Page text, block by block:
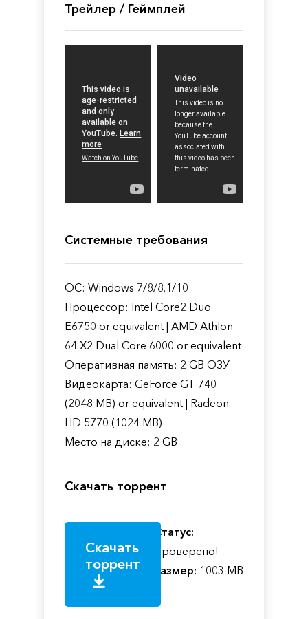
Трейлер / Геймплей
Системные требования
ОС: Windows 7/8/8.1/10
Процессор: Intel Core2 Duo
E6750 or equivalent | AMD Athlon
64 X2 Dual Core 6000 or equivalent
Оперативная память: 2 GB ОЗУ
Видеокарта: GeForce GT 740
(2048 MB) or equivalent | Radeon
HD 5770 (1024 MB)
Место на диске: 2 GB
Скачать торрент
Скачать
торрент
Статус:
Проверено!
Размер: 1003 MB